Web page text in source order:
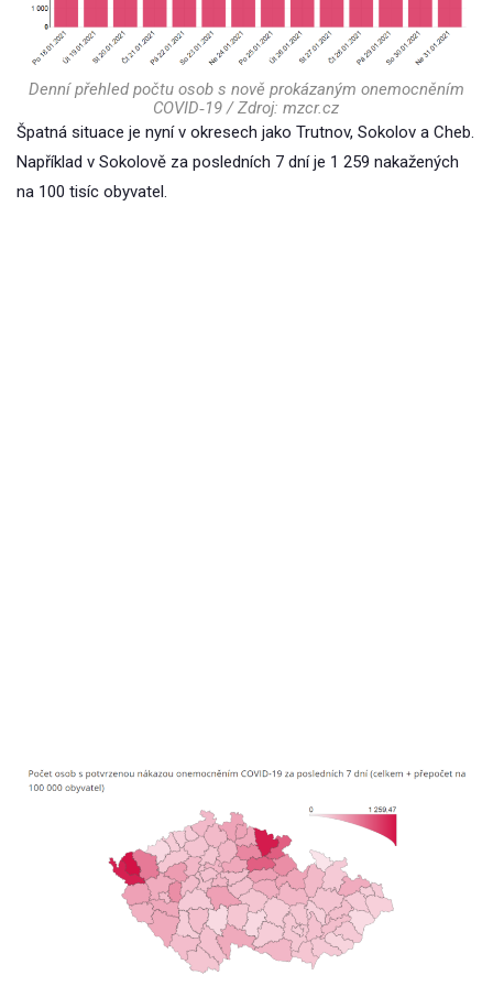
Denní přehled počtu osob s nově prokázaným onemocněním
COVID‑19 / Zdroj: mzcr.cz
Špatná situace je nyní v okresech jako Trutnov, Sokolov a Cheb.
Například v Sokolově za posledních 7 dní je 1 259 nakažených
na 100 tisíc obyvatel.